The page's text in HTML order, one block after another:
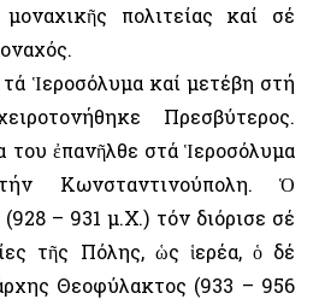
πολιτείας καί σέ
Ἱεροσόλυμα καί μετέβη στή
Πρεσβύτερος.
του ἐπανῆλθε στά Ἱεροσόλυμα
Κωνσταντινούπολη. Ὁ
– 931 μ.Χ.) τόν διόρισε σέ
τῆς Πόλης, ὡς ἱερέα, ὁ δέ
Θεοφύλακτος (933 – 956